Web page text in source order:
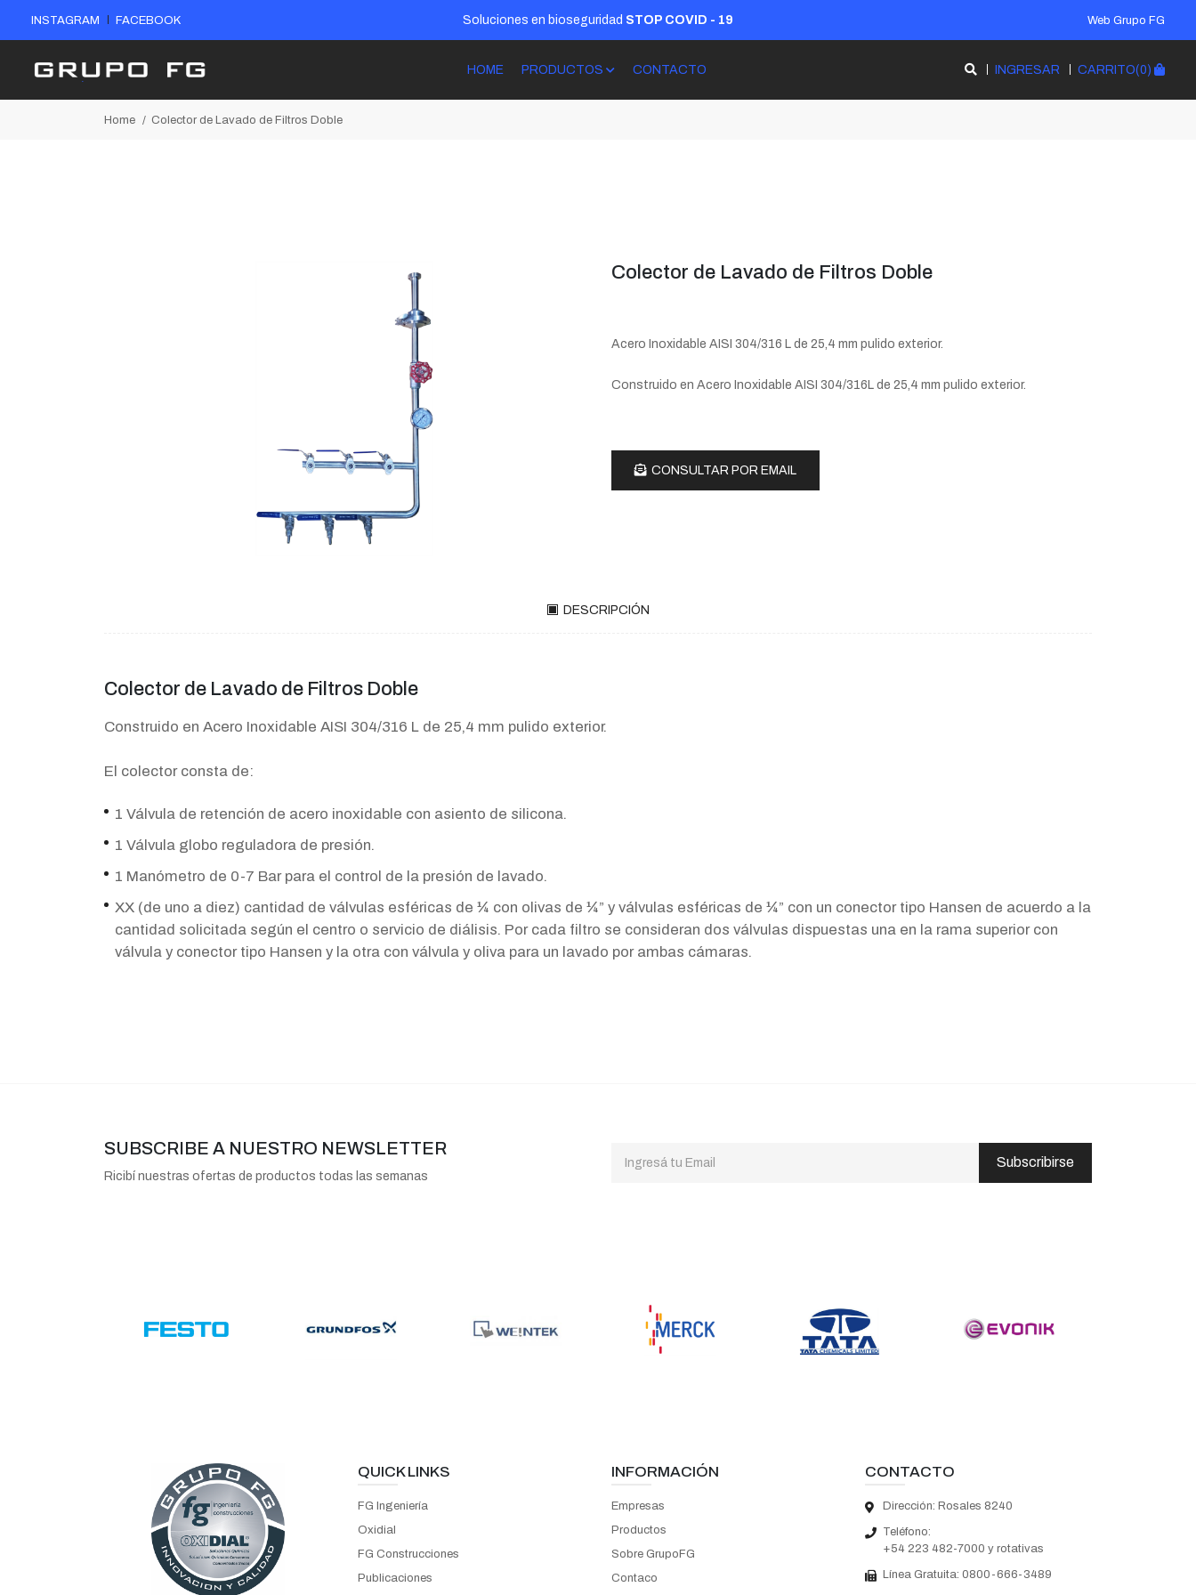
INSTAGRAM FACEBOOK Soluciones en bioseguridad STOP COVID - 19 Web Grupo FG
HOME PRODUCTOS CONTACTO INGRESAR CARRITO(0)
Home Colector de Lavado de Filtros Doble
Colector de Lavado de Filtros Doble
Acero Inoxidable AISI 304/316 L de 25,4 mm pulido exterior.
Construido en Acero Inoxidable AISI 304/316L de 25,4 mm pulido exterior.
CONSULTAR POR EMAIL
DESCRIPCIÓN
Colector de Lavado de Filtros Doble
Construido en Acero Inoxidable AISI 304/316 L de 25,4 mm pulido exterior.
El colector consta de:
1 Válvula de retención de acero inoxidable con asiento de silicona.
1 Válvula globo reguladora de presión.
1 Manómetro de 0-7 Bar para el control de la presión de lavado.
XX (de uno a diez) cantidad de válvulas esféricas de ¼ con olivas de ¼” y válvulas esféricas de ¼” con un conector tipo Hansen de acuerdo a la
cantidad solicitada según el centro o servicio de diálisis. Por cada filtro se consideran dos válvulas dispuestas una en la rama superior con
válvula y conector tipo Hansen y la otra con válvula y oliva para un lavado por ambas cámaras.
SUBSCRIBE A NUESTRO NEWSLETTER
Ricibí nuestras ofertas de productos todas las semanas
Subscribirse
QUICK LINKS
FG Ingeniería
Oxidial
FG Construcciones
Publicaciones
INFORMACIÓN
Empresas
Productos
Sobre GrupoFG
Contaco
CONTACTO
Dirección: Rosales 8240
Teléfono:
+54 223 482-7000 y rotativas
Línea Gratuita: 0800-666-3489